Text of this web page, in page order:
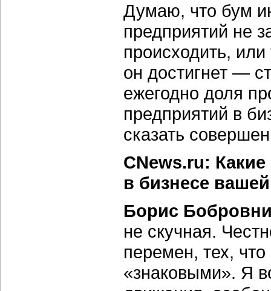
Думаю, что бум
предприятий не
происходить,
он достигнет —
ежегодно доля
предприятий в
сказать
CNews.ru:
в бизнесе
Борис
не скучная.
перемен, тех,
«знаковыми». Я